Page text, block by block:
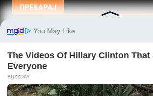
ПРЕБАРАЈ
Македонија Балкан и Свет